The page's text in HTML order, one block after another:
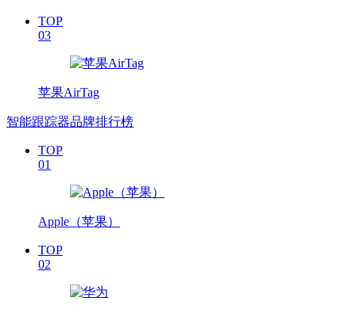
TOP
03
苹果AirTag
智能跟踪器品牌排行榜
TOP
01
Apple（苹果）
TOP
02